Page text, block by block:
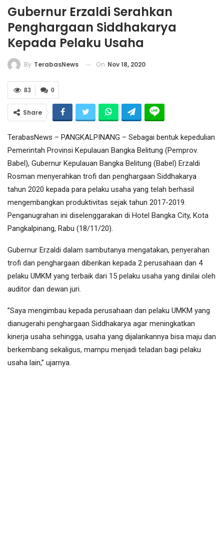
Gubernur Erzaldi Serahkan
Penghargaan Siddhakarya
Kepada Pelaku Usaha
By TerabasNews On Nov 18, 2020
0
83
Share
TerabasNews – PANGKALPINANG – Sebagai bentuk kepedulian
Pemerintah Provinsi Kepulauan Bangka Belitung (Pemprov.
Babel), Gubernur Kepulauan Bangka Belitung (Babel) Erzaldi
Rosman menyerahkan trofi dan penghargaan Siddhakarya
tahun 2020 kepada para pelaku usaha yang telah berhasil
mengembangkan produktivitas sejak tahun 2017-2019.
Penganugrahan ini diselenggarakan di Hotel Bangka City, Kota
Pangkalpinang, Rabu (18/11/20).
Gubernur Erzaldi dalam sambutanya mengatakan, penyerahan
trofi dan penghargaan diberikan kepada 2 perusahaan dan 4
pelaku UMKM yang terbaik dari 15 pelaku usaha yang dinilai oleh
auditor dan dewan juri.
”Saya mengimbau kepada perusahaan dan pelaku UMKM yang
dianugerahi penghargaan Siddhakarya agar meningkatkan
kinerja usaha sehingga, usaha yang dijalankannya bisa maju dan
berkembang sekaligus, mampu menjadi teladan bagi pelaku
usaha lain,” ujarnya.